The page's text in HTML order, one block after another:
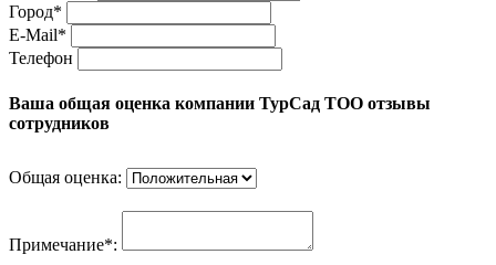
Город*
E-Mail*
Телефон
Ваша общая оценка компании ТурСад ТОО отзывы
сотрудников
Общая оценка:
Примечание*: